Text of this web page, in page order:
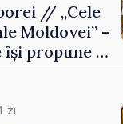
// „Cele
Moldovei” –
propune să
zi